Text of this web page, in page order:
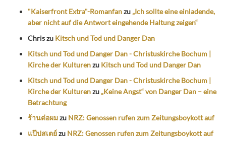
"Kaiserfront Extra"-Romanfanzu „Ich sollte eine einladende,
aber nicht auf die Antwort eingehende Haltung zeigen“
Chriszu Kitsch und Tod und Danger Dan
Kitsch und Tod und Danger Dan - Christuskirche Bochum |
Kirche der Kulturenzu Kitsch und Tod und Danger Dan
Kitsch und Tod und Danger Dan - Christuskirche Bochum |
Kirche der Kulturenzu „Keine Angst“ von Danger Dan – eine
Betrachtung
ร้านต่อผมzu NRZ: Genossen rufen zum Zeitungsboykott auf
แป๊ปสเตย์zu NRZ: Genossen rufen zum Zeitungsboykott auf